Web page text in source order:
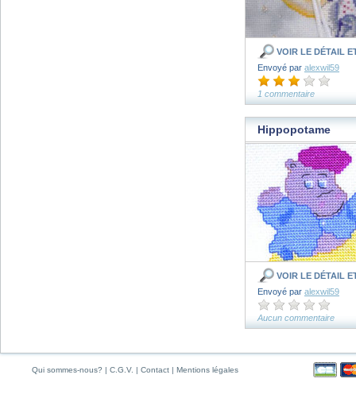
VOIR LE DÉTAIL
Envoyé par alexwil59
1 commentaire
Hippopotame
VOIR LE DÉTAIL
Envoyé par alexwil59
Aucun commentaire
Qui sommes-nous? | C.G.V. | Contact | Mentions légales